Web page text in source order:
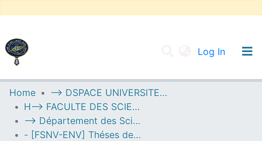
Log In
UNIVERSITY OF D.L SIDI BEL ABBES
Communities & Collections
All of DSpace
Home
--> DSPACE UNIVERSITE DJILALLI LIABES DE SIDI BEL ABBES
H--> FACULTE DES SCIENCES DE LA NATURE ET DE LA VIE
--> Département des Sciences de l’Environnement
- [FSNV-ENV] Théses de Master II